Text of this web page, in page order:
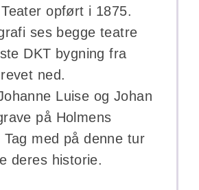
opført i 1875.
ses begge teatre
DKT bygning fra
ned.
Luise og Johan
på Holmens
Tag med på denne tur
deres historie.